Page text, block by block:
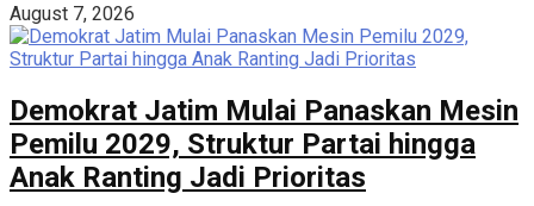
August 7, 2026
Demokrat Jatim Mulai Panaskan Mesin
Pemilu 2029, Struktur Partai hingga
Anak Ranting Jadi Prioritas